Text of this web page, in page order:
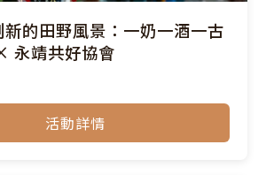
的田野風景：一奶一酒一古
永靖共好協會
活動詳情